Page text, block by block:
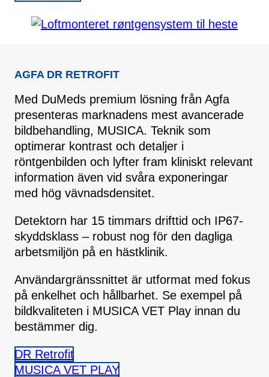
AGFA DR RETROFIT
Med DuMeds premium lösning från Agfa
presenteras marknadens mest avancerade
bildbehandling, MUSICA. Teknik som
optimerar kontrast och detaljer i
röntgenbilden och lyfter fram kliniskt relevant
information även vid svåra exponeringar
med hög vävnadsdensitet.
Detektorn har 15 timmars drifttid och IP67-
skyddsklass – robust nog för den dagliga
arbetsmiljön på en hästklinik.
Användargränssnittet är utformat med fokus
på enkelhet och hållbarhet. Se exempel på
bildkvaliteten i MUSICA VET Play innan du
bestämmer dig.
DR Retrofit
MUSICA VET PLAY